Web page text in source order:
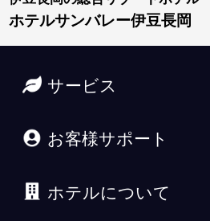
ホテルサンバレー伊豆長岡
サービス
お客様サポート
ホテルについて